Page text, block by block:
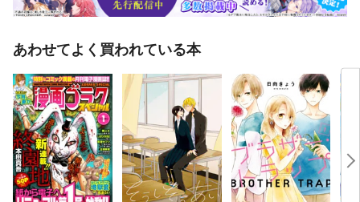
あわせてよく買われている本